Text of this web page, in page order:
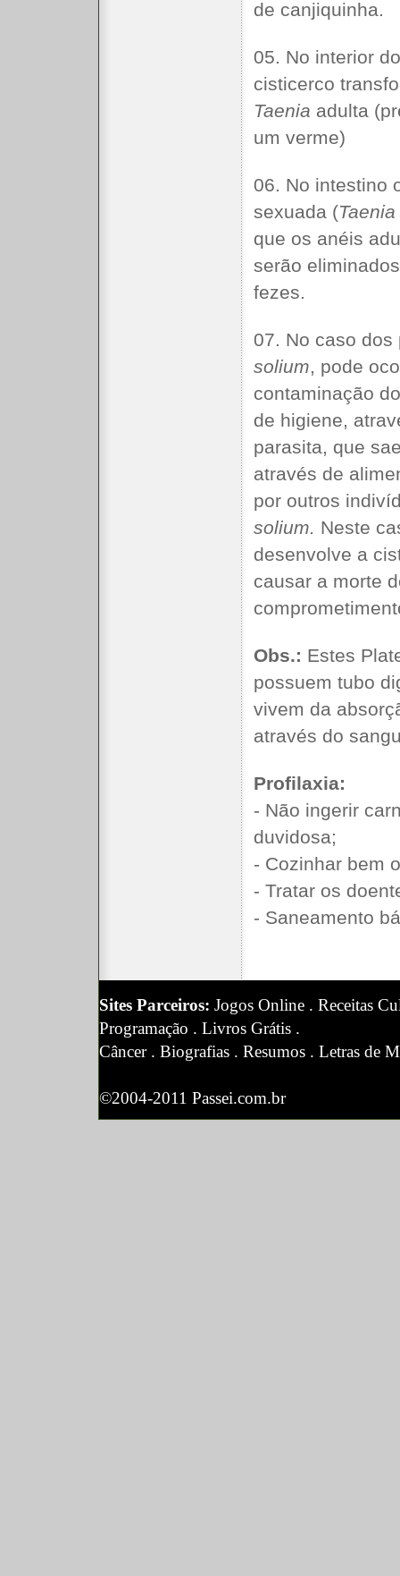
de canjiquinha.
05. No interior
cisticerco
Taenia adulta
um verme)
06. No intestino
sexuada (Taenia
que os anéis
serão
fezes.
07. No caso
solium, pode
contaminação
de higiene,
parasita, que
através de
por outros
solium. Neste
desenvolve a
causar a morte
Obs.: Estes
possuem tubo
vivem da
através do
Profilaxia:
- Não ingerir
duvidosa;
- Cozinhar bem
- Tratar os
- Saneamento
Sites Parceiros: Jogos Online . Receitas
Programação . Livros Grátis .
Câncer. Biografias . Resumos . Letras de
©2004-2011 Passei.com.br